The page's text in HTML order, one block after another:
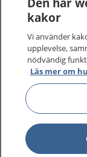
På 1177.se får
sjukdomar och
Logga in för att
vårdärenden.
1177 ger dig
kakor
Vi använder
upplevelse,
nödvändig
Läs mer om